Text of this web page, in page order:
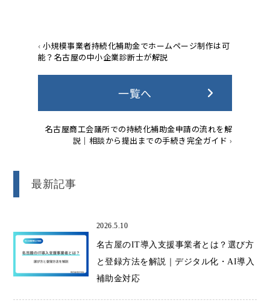
‹ 小規模事業者持続化補助金でホームページ制作は可
能？名古屋の中小企業診断士が解説
一覧へ
名古屋商工会議所での持続化補助金申請の流れを解
説｜相談から提出までの手続き完全ガイド ›
最新記事
2026.5.10
名古屋のIT導入支援事業者とは？選び方
と登録方法を解説｜デジタル化・AI導入
補助金対応